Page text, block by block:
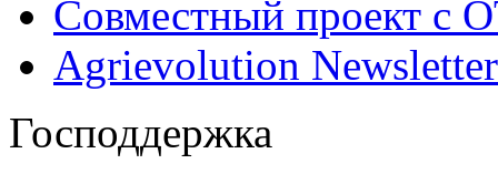
Совместный проект с
Agrievolution Newsletter
Господдержка